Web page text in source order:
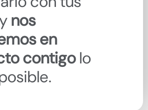
nos
en
contigolo